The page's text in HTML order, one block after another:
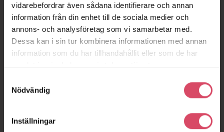
vidarebefordrar även sådana identifierare och annan
information från din enhet till de sociala medier och
annons- och analysföretag som vi samarbetar med.
Dessa kan i sin tur kombinera informationen med annan
information som du har tillhandahållit eller som de har
samlat in när du har använt deras tjänster.
Nödvändig
Inställningar